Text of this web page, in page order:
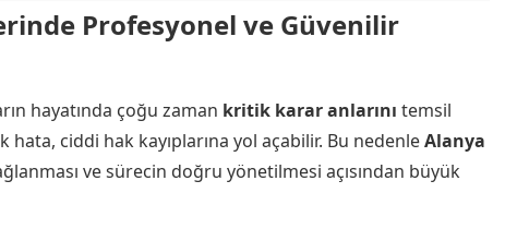
Profesyonel ve Güvenilir
hayatında çoğu zaman kritik karar anlarını temsil
hata, ciddi hak kayıplarına yol açabilir. Bu nedenleAlanya
ve sürecin doğru yönetilmesi açısından büyük